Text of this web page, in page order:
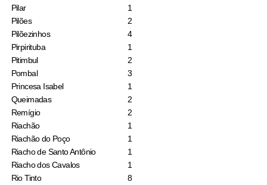
Pilar
1
Pilões
2
Pilõezinhos
4
Pirpirituba
1
Pitimbul
2
Pombal
3
Princesa Isabel
1
Queimadas
2
Remígio
2
Riachão
1
Riachão do Poço
1
Riacho de Santo Antônio
1
Riacho dos Cavalos
1
Rio Tinto
8